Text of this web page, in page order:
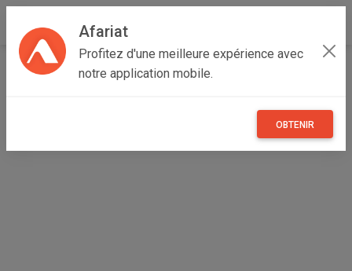
Afariat
Profitez d'une meilleure expérience avec
notre application mobile.
OBTENIR
Accueil Emploi, affaires et services